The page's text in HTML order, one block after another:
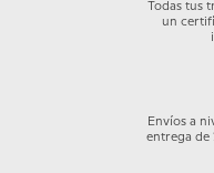
Todas tus
un
Envíos a
entrega de